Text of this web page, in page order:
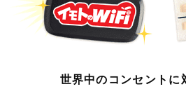
世界中のコンセントに